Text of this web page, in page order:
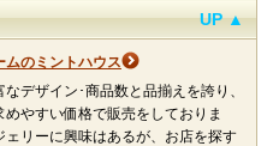
UP ▲
ムのミントハウス
デザイン･商品数と品揃えを誇り、
やすい価格で販売をしておりま
リーに興味はあるが、お店を探す